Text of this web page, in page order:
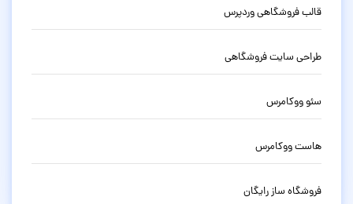
قالب فروشگاهی وردپرس
طراحی سایت فروشگاهی
سئو ووکامرس
هاست ووکامرس
فروشگاه ساز رایگان